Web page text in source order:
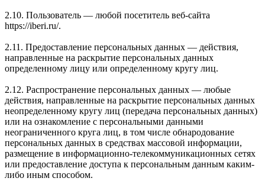
2.10. Пользователь — любой посетитель веб-сайта
https://iberi.ru/.
2.11. Предоставление персональных данных — действия,
направленные на раскрытие персональных данных
определенному лицу или определенному кругу лиц.
2.12. Распространение персональных данных — любые
действия, направленные на раскрытие персональных данных
неопределенному кругу лиц (передача персональных данных)
или на ознакомление с персональными данными
неограниченного круга лиц, в том числе обнародование
персональных данных в средствах массовой информации,
размещение в информационно-телекоммуникационных сетях
или предоставление доступа к персональным данным каким-
либо иным способом.